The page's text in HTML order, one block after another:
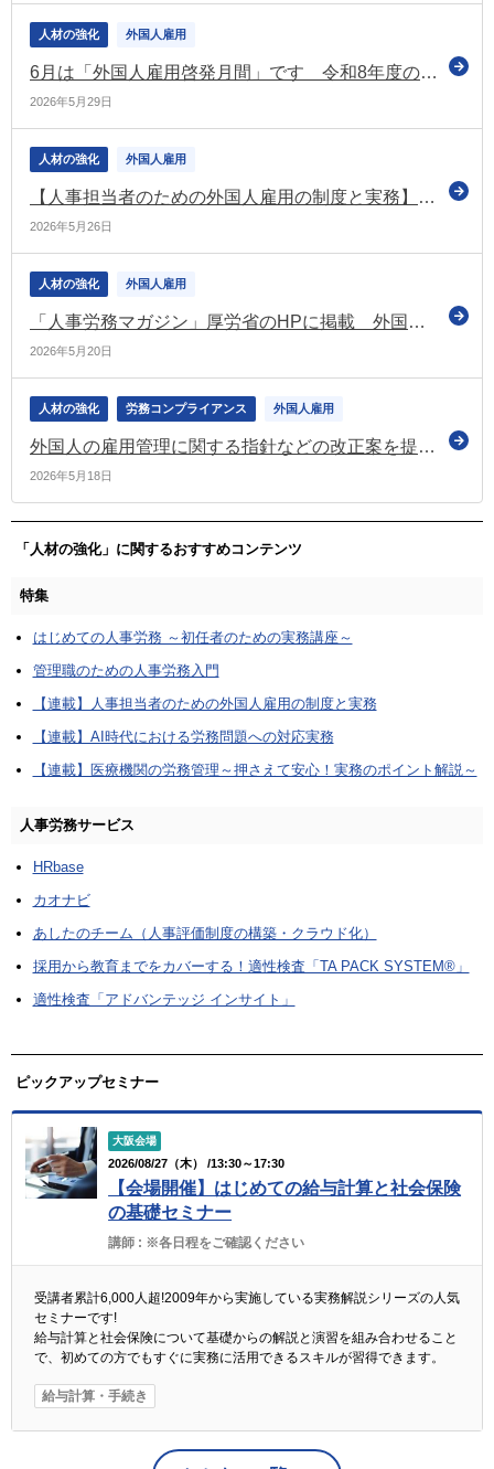
人材の強化 外国人雇用
6月は「外国人雇用啓発月間」です 令和8年度の取組内容などを公表（厚労省）
2026年5月29日
人材の強化 外国人雇用
【人事担当者のための外国人雇用の制度と実務】外国人雇用の言葉の壁を解消｜厚労省「多言語用語集」など実務で役立つ3つの支援ツール
2026年5月26日
人材の強化 外国人雇用
「人事労務マガジン」厚労省のHPに掲載 外国人雇用啓発月間などの情報を掲載
2026年5月20日
人材の強化 労務コンプライアンス 外国人雇用
外国人の雇用管理に関する指針などの改正案を提示 事業主は日本語学習の支援に努めることなどを盛り込む（労政審の職業安定分科会）
2026年5月18日
「人材の強化」に関するおすすめコンテンツ
特集
はじめての人事労務 ～初任者のための実務講座～
管理職のための人事労務入門
【連載】人事担当者のための外国人雇用の制度と実務
【連載】AI時代における労務問題への対応実務
【連載】医療機関の労務管理～押さえて安心！実務のポイント解説～
人事労務サービス
HRbase
カオナビ
あしたのチーム（人事評価制度の構築・クラウド化）
採用から教育までをカバーする！適性検査「TA PACK SYSTEM®」
適性検査「アドバンテッジ インサイト」
ピックアップセミナー
大阪会場
2026/08/27（木） /13:30～17:30
【会場開催】はじめての給与計算と社会保険
の基礎セミナー
講師 : ※各日程をご確認ください
受講者累計6,000人超!2009年から実施している実務解説シリーズの人気
セミナーです!
給与計算と社会保険について基礎からの解説と演習を組み合わせること
で、初めての方でもすぐに実務に活用できるスキルが習得できます。
給与計算・手続き